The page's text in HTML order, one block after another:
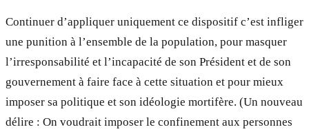
Continuer d’appliquer uniquement ce dispositif c’est infliger
une punition à l’ensemble de la population, pour masquer
l’irresponsabilité et l’incapacité de son Président et de son
gouvernement à faire face à cette situation et pour mieux
imposer sa politique et son idéologie mortifère. (Un nouveau
délire : On voudrait imposer le confinement aux personnes